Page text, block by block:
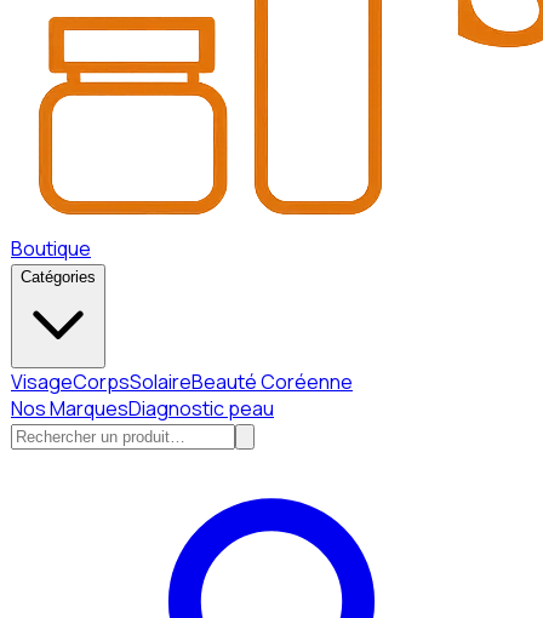
Boutique
Catégories
VisageCorpsSolaireBeauté Coréenne
Nos MarquesDiagnostic peau